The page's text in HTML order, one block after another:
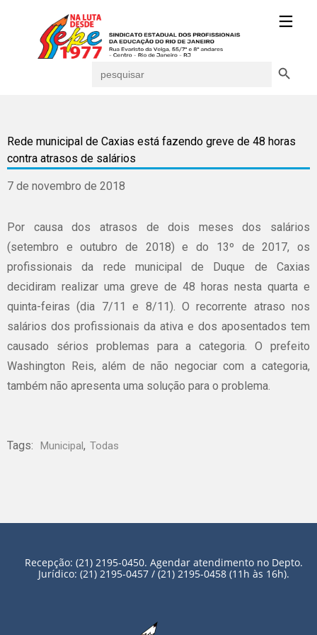
for:
Rede municipal de Caxias está fazendo greve de 48 horas
contra atrasos de salários
7 de novembro de 2018
Por causa dos atrasos de dois meses dos salários
(setembro e outubro de 2018) e do 13º de 2017, os
profissionais da rede municipal de Duque de Caxias
decidiram realizar uma greve de 48 horas nesta quarta e
quinta-feiras (dia 7/11 e 8/11). O recorrente atraso nos
salários dos profissionais da ativa e dos aposentados tem
causado sérios problemas para a categoria. O prefeito
Washington Reis, além de não negociar com a categoria,
também não apresenta uma solução para o problema.
Tags: Municipal, Todas
Recepção: (21) 2195-0450. Agendar atendimento no Depto.
Jurídico: (21) 2195-0457 / (21) 2195-0458 (11h às 16h).